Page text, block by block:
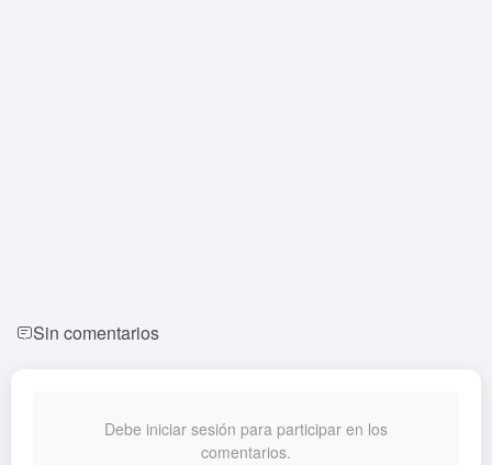
Sin comentarios
Debe iniciar sesión para participar en los
comentarios.